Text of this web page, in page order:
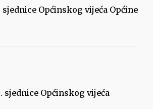
sjednice Općinskog vijeća Općine
sjednice Općinskog vijeća